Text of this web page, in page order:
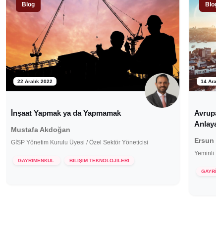
Blog
22 Aralık 2022
İnşaat Yapmak ya da Yapmamak
Mustafa Akdoğan
GİSP Yönetim Kurulu Üyesi / Özel Sektör Yöneticisi
GAYRİMENKUL BİLİŞİM TEKNOLOJİLERİ
Blog
14
Ersun
Yeminli